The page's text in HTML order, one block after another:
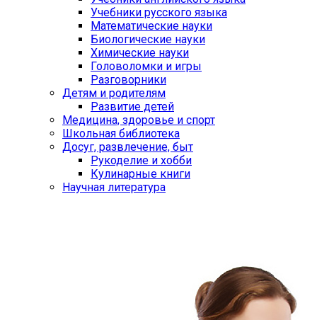
Учебники русского языка
Математические науки
Биологические науки
Химические науки
Головоломки и игры
Разговорники
Детям и родителям
Развитие детей
Медицина, здоровье и спорт
Школьная библиотека
Досуг, развлечение, быт
Рукоделие и хобби
Кулинарные книги
Научная литература